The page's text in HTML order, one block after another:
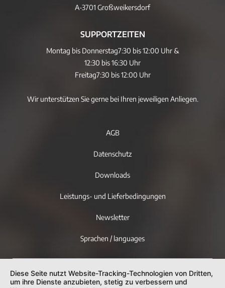
A-3701 Großweikersdorf
SUPPORTZEITEN
Montag bis Donnerstag7:30 bis 12:00 Uhr &
12:30 bis 16:30 Uhr
Freitag7:30 bis 12:00 Uhr
Wir unterstützen Sie gerne bei Ihren jeweiligen Anliegen.
AGB
Datenschutz
Downloads
Leistungs- und Lieferbedingungen
Newsletter
Sprachen / languages
Diese Seite nutzt Website-Tracking-Technologien von Dritten,
um ihre Dienste anzubieten, stetig zu verbessern und